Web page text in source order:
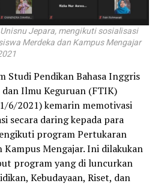
Jepara, mengikuti sosialisasi
Merdeka dan Kampus Mengajar
Studi Pendikan Bahasa Inggris
Ilmu Keguruan (FTIK)
6/2021) kemarin memotivasi
secara daring kepada para
program Pertukaran
Kampus Mengajar. Ini dilakukan
program yang di luncurkan
Kebudayaan, Riset, dan